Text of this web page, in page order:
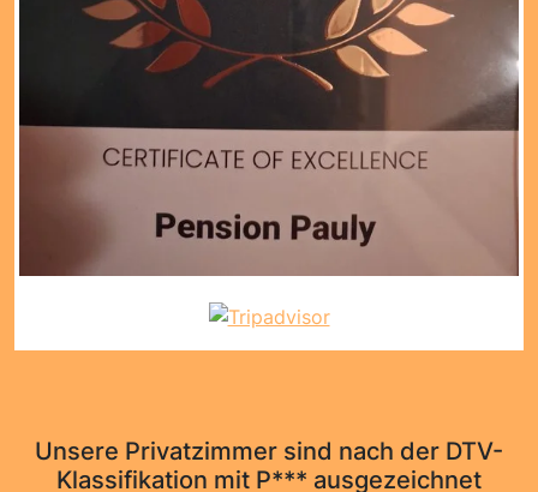
Unsere Privatzimmer sind nach der DTV-
Klassifikation mit P*** ausgezeichnet